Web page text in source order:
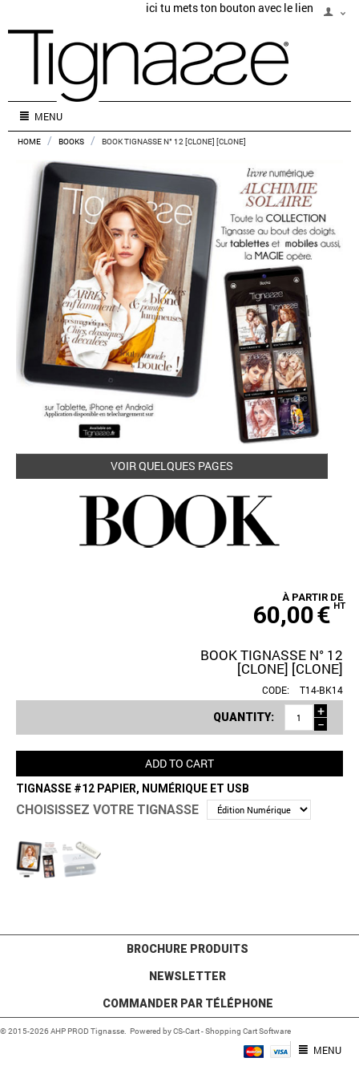
ici tu mets ton bouton avec le lien
MENU
HOME / BOOKS / BOOK TIGNASSE N° 12 [CLONE] [CLONE]
VOIR QUELQUES PAGES
À PARTIR DE
60,00€ HT
BOOK TIGNASSE N° 12
[CLONE] [CLONE]
CODE: T14-BK14
QUANTITY:
+
−
ADD TO CART
TIGNASSE #12 PAPIER, NUMÉRIQUE ET USB
CHOISISSEZ VOTRE TIGNASSE
BROCHURE PRODUITS
NEWSLETTER
COMMANDER PAR TÉLÉPHONE
© 2015-2026 AHP PROD Tignasse. Powered byCS-Cart - Shopping Cart Software
MENU